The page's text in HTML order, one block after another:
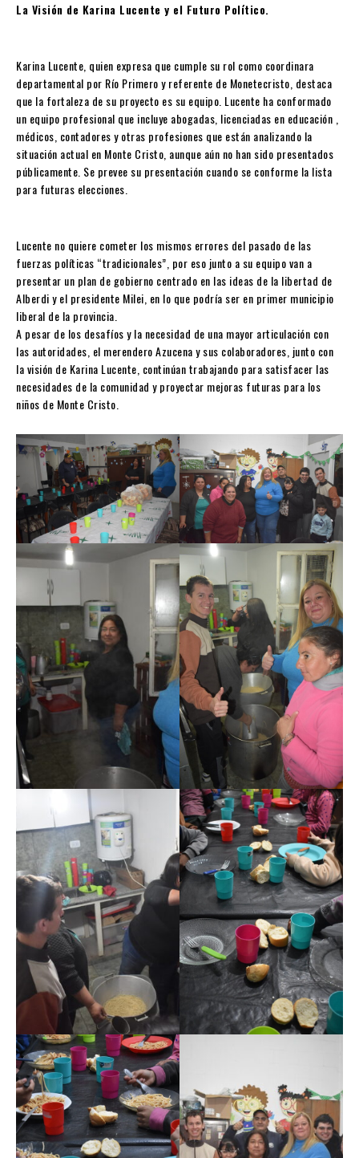
La Visión de Karina Lucente y el Futuro Político.
Karina Lucente, quien expresa que cumple su rol como coordinara
departamental por Río Primero y referente de Monetecristo, destaca
que la fortaleza de su proyecto es su equipo. Lucente ha conformado
un equipo profesional que incluye abogadas, licenciadas en educación ,
médicos, contadores y otras profesiones que están analizando la
situación actual en Monte Cristo, aunque aún no han sido presentados
públicamente. Se prevee su presentación cuando se conforme la lista
para futuras elecciones.
Lucente no quiere cometer los mismos errores del pasado de las
fuerzas políticas “tradicionales”, por eso junto a su equipo van a
presentar un plan de gobierno centrado en las ideas de la libertad de
Alberdi y el presidente Milei, en lo que podría ser en primer municipio
liberal de la provincia.
A pesar de los desafíos y la necesidad de una mayor articulación con
las autoridades, el merendero Azucena y sus colaboradores, junto con
la visión de Karina Lucente, continúan trabajando para satisfacer las
necesidades de la comunidad y proyectar mejoras futuras para los
niños de Monte Cristo.